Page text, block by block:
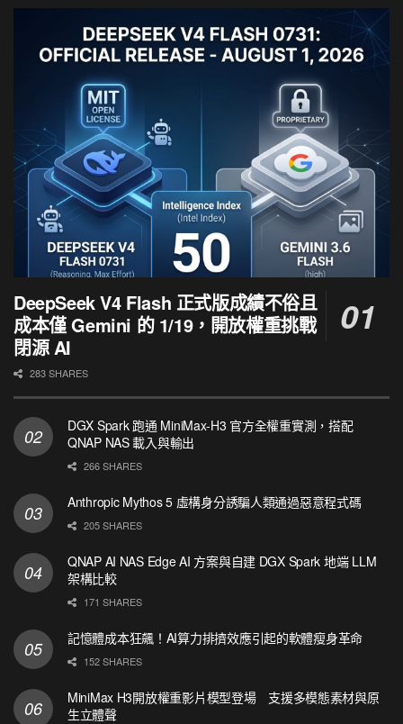
DeepSeek V4 Flash 正式版成績不俗且
成本僅 Gemini 的 1/19，開放權重挑戰
閉源 AI
283 SHARES
DGX Spark 跑通 MiniMax-H3 官方全權重實測，搭配
QNAP NAS 載入與輸出
266 SHARES
Anthropic Mythos 5 虛構身分誘騙人類通過惡意程式碼
205 SHARES
QNAP AI NAS Edge AI 方案與自建 DGX Spark 地端 LLM
架構比較
171 SHARES
記憶體成本狂飆！AI算力排擠效應引起的軟體瘦身革命
152 SHARES
MiniMax H3開放權重影片模型登場 支援多模態素材與原
生立體聲